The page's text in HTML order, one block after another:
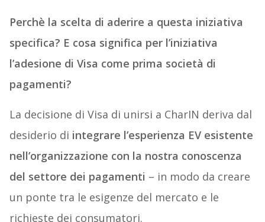
Perchè la scelta di aderire a questa iniziativa
specifica? E cosa significa per l’iniziativa
l’adesione di Visa come prima società di
pagamenti?
La decisione di Visa di unirsi a CharIN deriva dal
desiderio di integrare l’esperienza EV esistente
nell’organizzazione con la nostra conoscenza
del settore dei pagamenti – in modo da creare
un ponte tra le esigenze del mercato e le
richieste dei consumatori.